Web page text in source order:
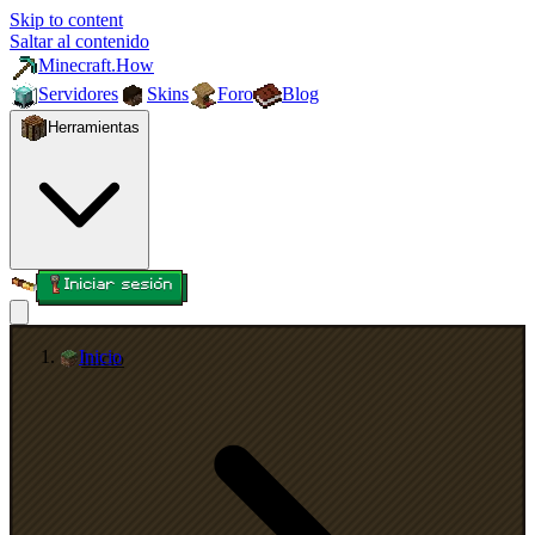
Skip to content
Saltar al contenido
Minecraft.How
Servidores
Skins Foro Blog
Herramientas
Iniciar sesión
Inicio